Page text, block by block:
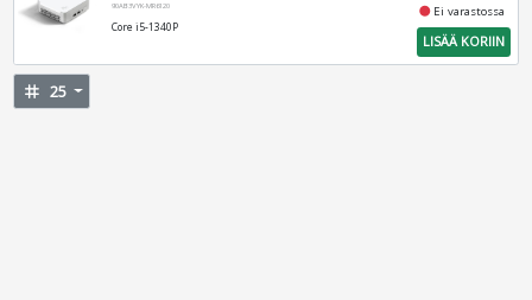
90AB3VYK-MR6120
Core i5-1340P
fiber_manual_record Ei varastossa
LISÄÄ KORIIN
tag 25